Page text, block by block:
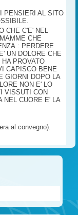
PENSIERI AL SITO
CHE C'E' NEL
CHE
: PERDERE
UN DOLORE CHE
PROVATO
CAPISCO BENE
GIORNI DOPO LA
NON E' LO
VISSUTI CON
NEL CUORE E' LA
al convegno).